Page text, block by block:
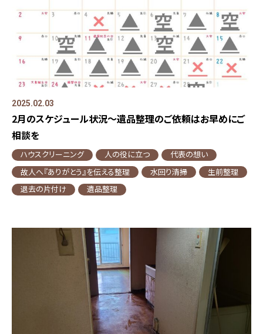
2025.02.03
2月のスケジュール状況～遺品整理のご依頼はお早めにご
相談を
ハウスクリーニング 人の役に立つ
代表の想い
故人へ『ありがとう』を伝える整理
水回り清掃
生前整理
退去の片付け
遺品整理